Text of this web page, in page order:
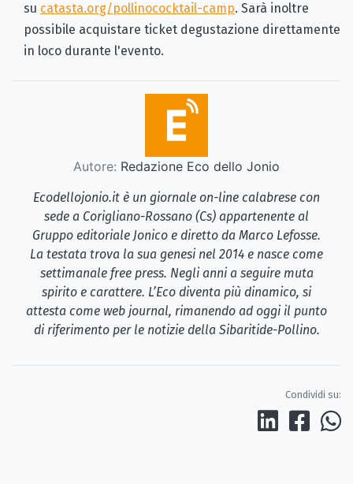
su catasta.org/pollinococktail-camp. Sarà inoltre
possibile acquistare ticket degustazione direttamente
in loco durante l'evento.
Autore: Redazione Eco dello Jonio
Ecodellojonio.it è un giornale on-line calabrese con
sede a Corigliano-Rossano (Cs) appartenente al
Gruppo editoriale Jonico e diretto da Marco Lefosse.
La testata trova la sua genesi nel 2014 e nasce come
settimanale free press. Negli anni a seguire muta
spirito e carattere. L’Eco diventa più dinamico, si
attesta come web journal, rimanendo ad oggi il punto
di riferimento per le notizie della Sibaritide-Pollino.
Condividi su: